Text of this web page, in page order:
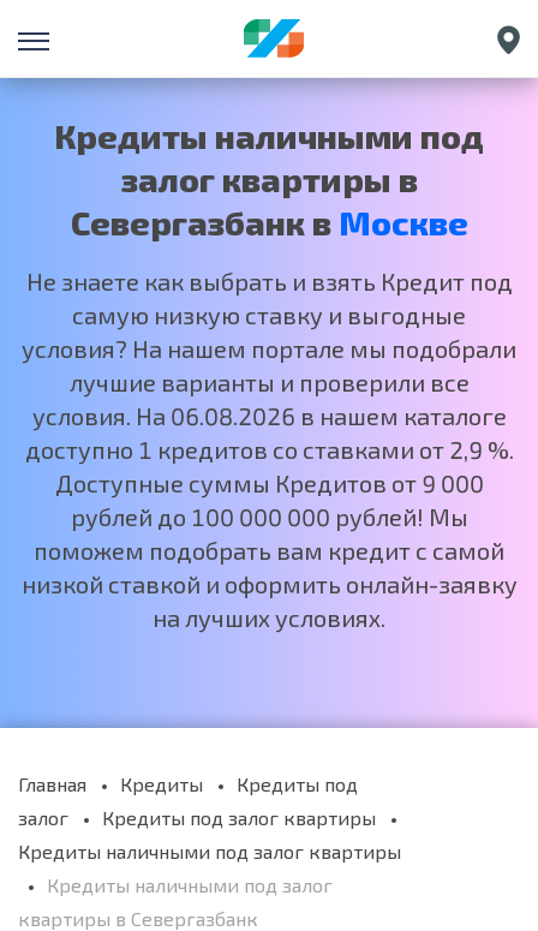
Санкт-Петербург
Нижний Новгород
Кредиты наличными под
залог квартиры в
Севергазбанк в Москве
Не знаете как выбрать и взять Кредит под
самую низкую ставку и выгодные
условия? На нашем портале мы подобрали
лучшие варианты и проверили все
условия. На 06.08.2026 в нашем каталоге
доступно 1 кредитов со ставками от 2,9 %.
Доступные суммы Кредитов от 9 000
рублей до 100 000 000 рублей! Мы
поможем подобрать вам кредит с самой
низкой ставкой и оформить онлайн-заявку
на лучших условиях.
Главная Кредиты
Кредиты под
залог
Кредиты под залог квартиры
Кредиты наличными под залог квартиры
Кредиты наличными под залог
квартиры в Севергазбанк